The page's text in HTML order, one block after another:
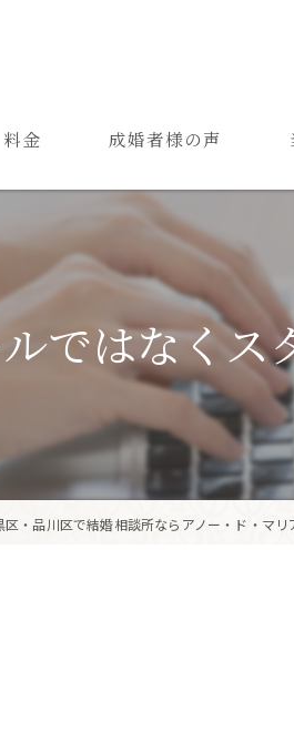
料金 成婚者様の声
ではなくス
・品川区で結婚相談所ならアノー・ド・マリ